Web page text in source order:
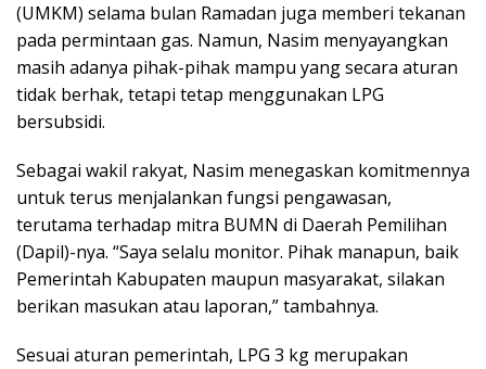
(UMKM) selama bulan Ramadan juga memberi tekanan
pada permintaan gas. Namun, Nasim menyayangkan
masih adanya pihak-pihak mampu yang secara aturan
tidak berhak, tetapi tetap menggunakan LPG
bersubsidi.
Sebagai wakil rakyat, Nasim menegaskan komitmennya
untuk terus menjalankan fungsi pengawasan,
terutama terhadap mitra BUMN di Daerah Pemilihan
(Dapil)-nya. “Saya selalu monitor. Pihak manapun, baik
Pemerintah Kabupaten maupun masyarakat, silakan
berikan masukan atau laporan,” tambahnya.
Sesuai aturan pemerintah, LPG 3 kg merupakan